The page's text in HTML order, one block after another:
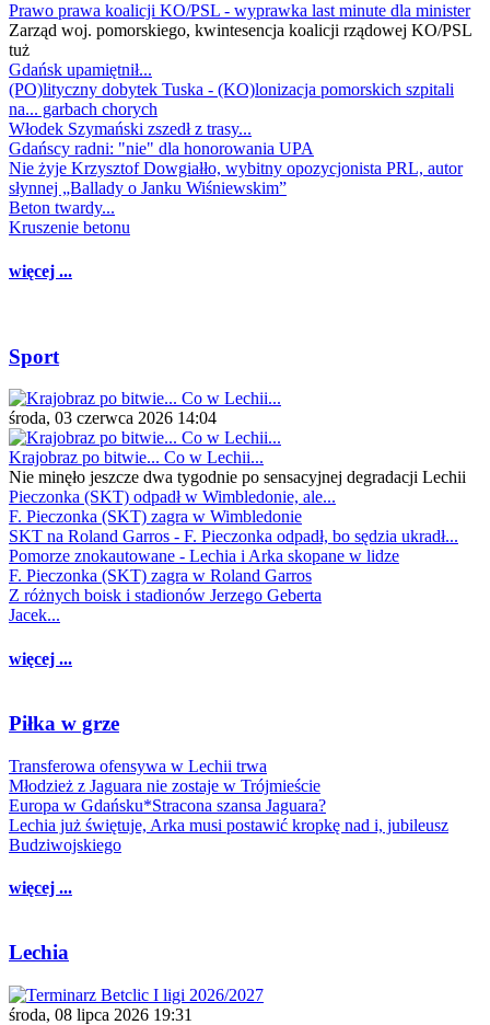
Prawo prawa koalicji KO/PSL - wyprawka last minute dla minister
Zarząd woj. pomorskiego, kwintesencja koalicji rządowej KO/PSL
tuż
Gdańsk upamiętnił...
(PO)lityczny dobytek Tuska - (KO)lonizacja pomorskich szpitali
na... garbach chorych
Włodek Szymański zszedł z trasy...
Gdańscy radni: "nie" dla honorowania UPA
Nie żyje Krzysztof Dowgiałło, wybitny opozycjonista PRL, autor
słynnej „Ballady o Janku Wiśniewskim”
Beton twardy...
Kruszenie betonu
więcej ...
Sport
środa, 03 czerwca 2026 14:04
Krajobraz po bitwie... Co w Lechii...
Nie minęło jeszcze dwa tygodnie po sensacyjnej degradacji Lechii
Pieczonka (SKT) odpadł w Wimbledonie, ale...
F. Pieczonka (SKT) zagra w Wimbledonie
SKT na Roland Garros - F. Pieczonka odpadł, bo sędzia ukradł...
Pomorze znokautowane - Lechia i Arka skopane w lidze
F. Pieczonka (SKT) zagra w Roland Garros
Z różnych boisk i stadionów Jerzego Geberta
Jacek...
więcej ...
Piłka w grze
Transferowa ofensywa w Lechii trwa
Młodzież z Jaguara nie zostaje w Trójmieście
Europa w Gdańsku*Stracona szansa Jaguara?
Lechia już świętuje, Arka musi postawić kropkę nad i, jubileusz
Budziwojskiego
więcej ...
Lechia
środa, 08 lipca 2026 19:31